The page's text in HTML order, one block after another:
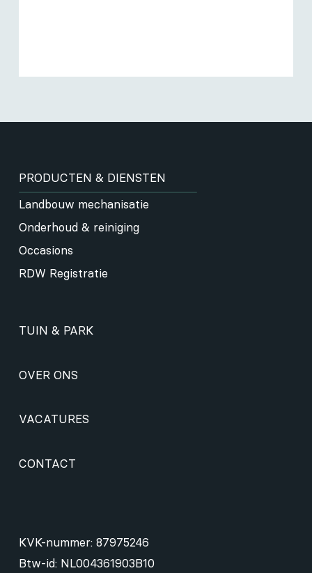
PRODUCTEN & DIENSTEN
Landbouw mechanisatie
Onderhoud & reiniging
Occasions
RDW Registratie
TUIN & PARK
OVER ONS
VACATURES
CONTACT
KVK-nummer: 87975246
Btw-id: NL004361903B10